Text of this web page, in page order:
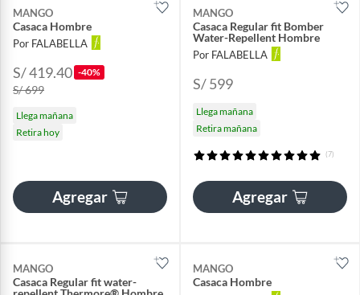
MANGO
Casaca Hombre
Por FALABELLA
S/ 419.40 -40%
S/ 699
Llega mañana
Retira hoy
Agregar
MANGO
Casaca Regular fit Bomber
Water-Repellent Hombre
Por FALABELLA
S/ 599
Llega mañana
Retira mañana
(7)
Agregar
MANGO
Casaca Regular fit water-
MANGO
Casaca Hombre